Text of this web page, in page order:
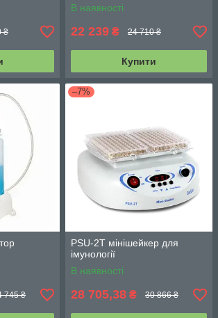
₴
В наявності
22 239 ₴ 24 710 ₴
Купити
745 ₴
–7%
PSU-2T мінішейкер для
імунології
В наявності
28 705,38 ₴ 30 866 ₴